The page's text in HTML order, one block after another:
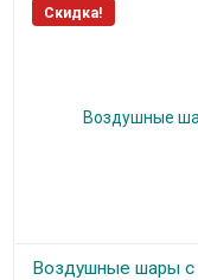
Скидка!
Воздушные шары с